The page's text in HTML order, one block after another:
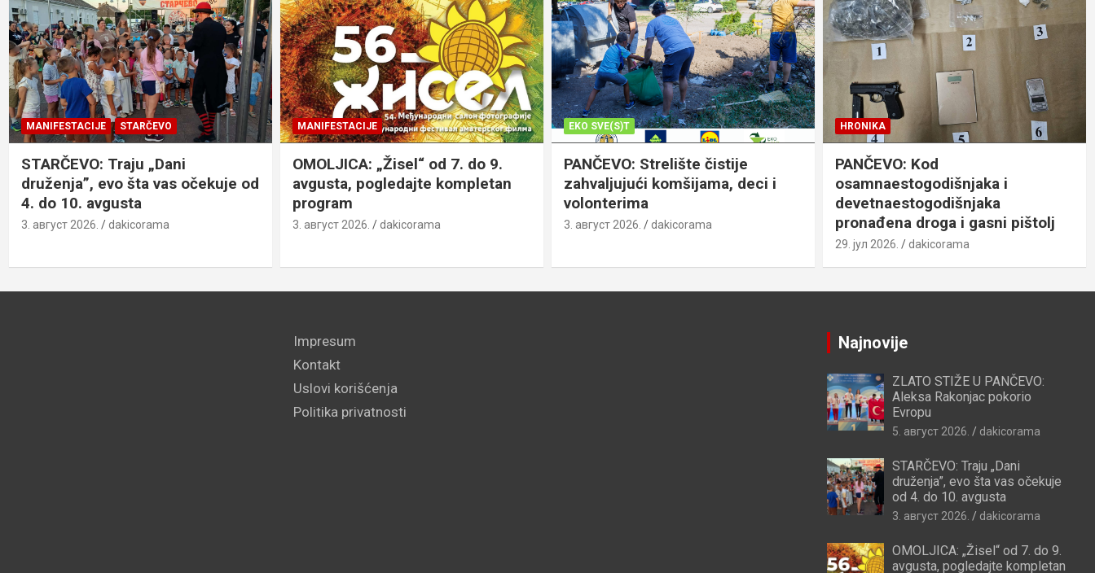
MANIFESTACIJE STARČEVO
STARČEVO: Traju „Dani
druženja”, evo šta vas očekuje od
4. do 10. avgusta
3. август 2026. dakicorama
MANIFESTACIJE
OMOLJICA: „Žisel“ od 7. do 9.
avgusta, pogledajte kompletan
program
3. август 2026. dakicorama
EKO SVE(S)T
PANČEVO: Strelište čistije
zahvaljujući komšijama, deci i
volonterima
3. август 2026. dakicorama
HRONIKA
PANČEVO: Kod
osamnaestogodišnjaka i
devetnaestogodišnjaka
pronađena droga i gasni pištolj
29. јул 2026. dakicorama
Impresum
Kontakt
Uslovi korišćenja
Politika privatnosti
Najnovije
ZLATO STIŽE U PANČEVO:
Aleksa Rakonjac pokorio
Evropu
5. август 2026. dakicorama
STARČEVO: Traju „Dani
druženja”, evo šta vas očekuje
od 4. do 10. avgusta
3. август 2026. dakicorama
OMOLJICA: „Žisel“ od 7. do 9.
avgusta, pogledajte kompletan